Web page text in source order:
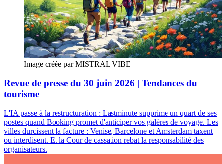
Image créée par MISTRAL VIBE
Revue de presse du 30 juin 2026 | Tendances du
tourisme
L'IA passe à la restructuration : Lastminute supprime un quart de ses
postes quand Booking promet d'anticiper vos galères de voyage. Les
villes durcissent la facture : Venise, Barcelone et Amsterdam taxent
ou interdisent. Et la Cour de cassation rebat la responsabilité des
organisateurs.